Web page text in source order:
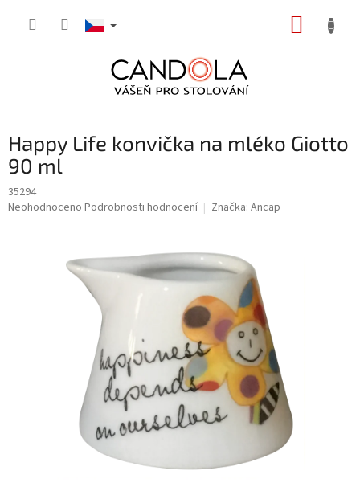
Happy Life konvička na mléko Giotto
90 ml
35294
Průměrné
Neohodnoceno Podrobnosti hodnocení Značka: Ancap